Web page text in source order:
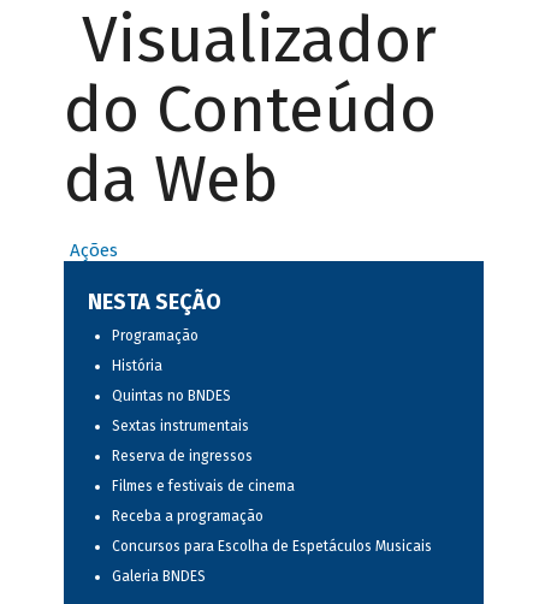
Visualizador
do Conteúdo
da Web
Ações
NESTA SEÇÃO
Programação
História
Quintas no BNDES
Sextas instrumentais
Reserva de ingressos
Filmes e festivais de cinema
Receba a programação
Concursos para Escolha de Espetáculos Musicais
Galeria BNDES